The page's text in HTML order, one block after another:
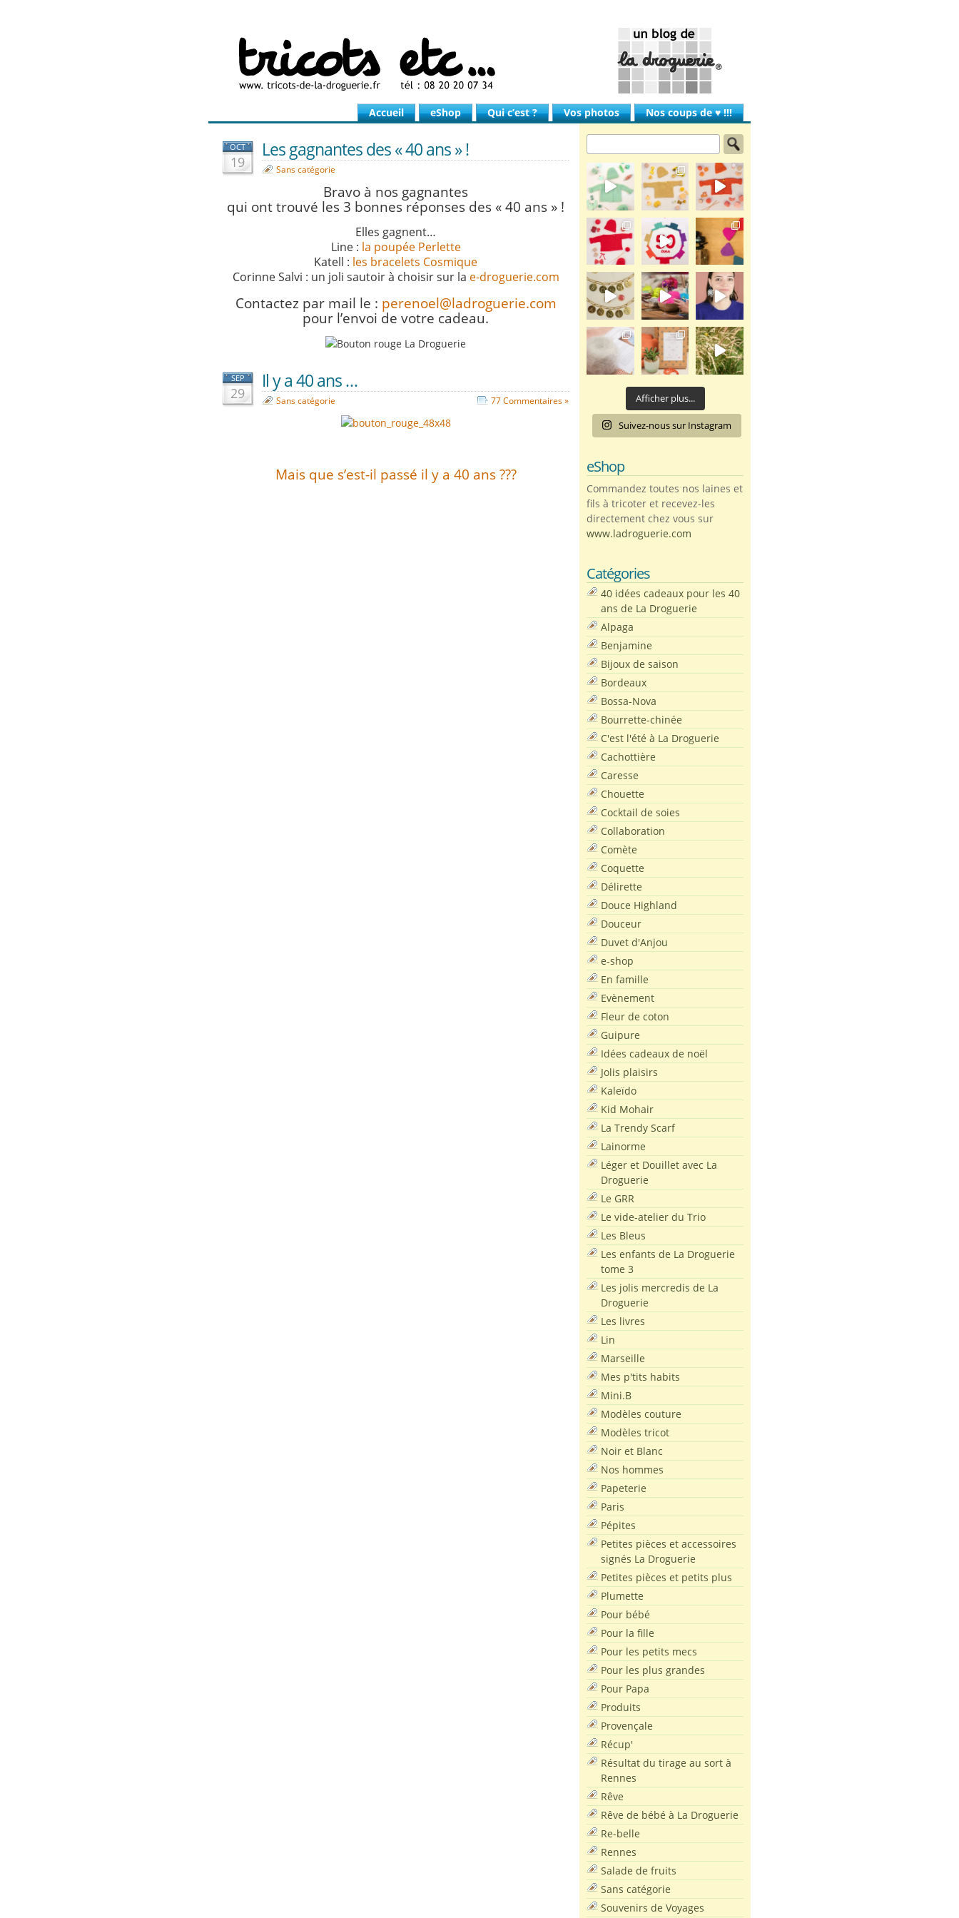
Accueil eShop Qui c’est ? Vos photos Nos coups de ♥ !!!
OCT
19
Les gagnantes des « 40 ans » !
Sans catégorie
Bravo à nos gagnantes
qui ont trouvé les 3 bonnes réponses des « 40 ans » !
Elles gagnent…
Line : la poupée Perlette
Katell : les bracelets Cosmique
Corinne Salvi : un joli sautoir à choisir sur la e-droguerie.com
Contactez par mail le : perenoel@ladroguerie.com
pour l’envoi de votre cadeau.
SEP
29
Il y a 40 ans …
Sans catégorie 77 Commentaires »
Mais que s’est-il passé il y a 40 ans ???
Afficher plus...
Suivez-nous sur Instagram
eShop
Commandez toutes nos laines et
fils à tricoter et recevez-les
directement chez vous sur
www.ladroguerie.com
Catégories
40 idées cadeaux pour les 40
ans de La Droguerie
Alpaga
Benjamine
Bijoux de saison
Bordeaux
Bossa-Nova
Bourrette-chinée
C'est l'été à La Droguerie
Cachottière
Caresse
Chouette
Cocktail de soies
Collaboration
Comète
Coquette
Délirette
Douce Highland
Douceur
Duvet d'Anjou
e-shop
En famille
Evènement
Fleur de coton
Guipure
Idées cadeaux de noël
Jolis plaisirs
Kaleïdo
Kid Mohair
La Trendy Scarf
Lainorme
Léger et Douillet avec La
Droguerie
Le GRR
Le vide-atelier du Trio
Les Bleus
Les enfants de La Droguerie
tome 3
Les jolis mercredis de La
Droguerie
Les livres
Lin
Marseille
Mes p'tits habits
Mini.B
Modèles couture
Modèles tricot
Noir et Blanc
Nos hommes
Papeterie
Paris
Pépites
Petites pièces et accessoires
signés La Droguerie
Petites pièces et petits plus
Plumette
Pour bébé
Pour la fille
Pour les petits mecs
Pour les plus grandes
Pour Papa
Produits
Provençale
Récup'
Résultat du tirage au sort à
Rennes
Rêve
Rêve de bébé à La Droguerie
Re-belle
Rennes
Salade de fruits
Sans catégorie
Souvenirs de Voyages